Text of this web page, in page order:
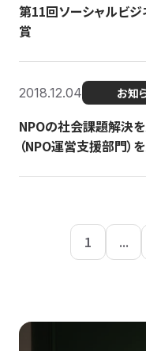
第11回ソーシャルビ
賞
2018.12.04 お知
NPOの社会課題解決
（NPO運営支援部門）
1 ...